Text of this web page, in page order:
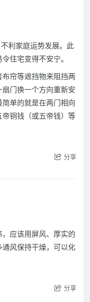
利家庭运势发展。此
住宅变得不安宁。
帘等遮挡物来阻挡两
门换一个方向重新安
单的就是在两门相向
铜钱（或五帝钱）等
分享
应该用屏风、厚实的
风保持干燥，可以化
分享